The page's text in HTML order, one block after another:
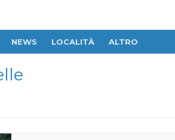
NEWS LOCALITÀ ALTRO